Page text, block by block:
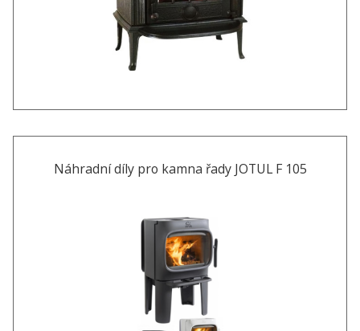
Náhradní díly pro kamna řady JOTUL F 105